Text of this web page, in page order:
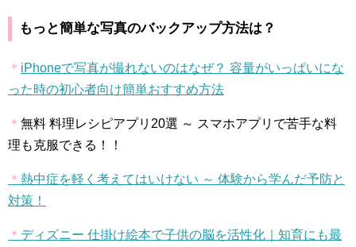
もっと簡単な写真のバックアップ方法は？
＊ iPhoneで写真が撮れないのはなぜ？ 容量がいっぱいにな
った時の初心者向け簡単おすすめ方法
＊ 無料 料理レシピアプリ 20選 ～ スマホアプリで苦手な料
理も克服できる！！
＊ 熱中症を軽く考えてはいけない ～ 体験から学んだ予防と
対策！
＊ ディズニー 仕掛け絵本で子供の脳を活性化｜知育にも最